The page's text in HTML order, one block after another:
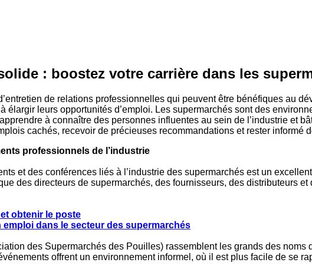
: boostez votre carrière dans les
de relations professionnelles qui peuvent être bénéfiques au
élargir leurs opportunités d’emploi. Les supermarchés sont des
à connaître des personnes influentes au sein de l’industrie et
cachés, recevoir de précieuses recommandations et rester informé
professionnels de l’industrie
et des conférences liés à l’industrie des supermarchés est un
des directeurs de supermarchés, des fournisseurs, des distributeurs et
obtenir le poste
dans le secteur des supermarchés
des Supermarchés des Pouilles) rassemblent les grands des noms
offrent un environnement informel, où il est plus facile de se